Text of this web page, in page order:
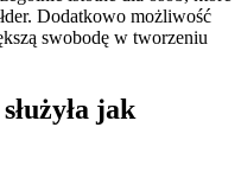
Dodatkowo możliwość
swobodę w tworzeniu
jak